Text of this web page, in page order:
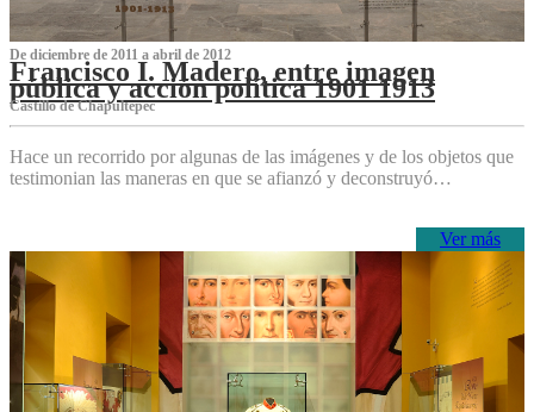
De diciembre de 2011 a abril de 2012
Francisco I. Madero, entre imagen
pública y acción política 1901 1913
Castillo de Chapultepec
Hace un recorrido por algunas de las imágenes y de los objetos que
testimonian las maneras en que se afianzó y deconstruyó…
Ver más